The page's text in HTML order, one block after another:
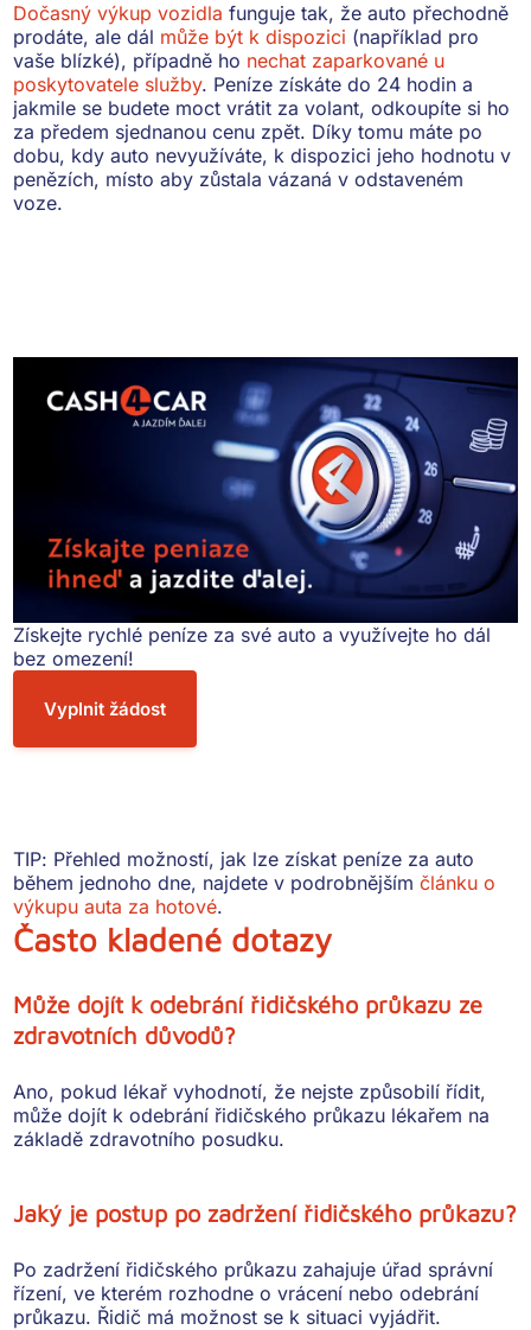
Dočasný výkup vozidla funguje tak, že auto přechodně
prodáte, ale dál může být k dispozici (například pro
vaše blízké), případně ho nechat zaparkované u
poskytovatele služby. Peníze získáte do 24 hodin a
jakmile se budete moct vrátit za volant, odkoupíte si ho
za předem sjednanou cenu zpět. Díky tomu máte po
dobu, kdy auto nevyužíváte, k dispozici jeho hodnotu v
penězích, místo aby zůstala vázaná v odstaveném
voze.
Získejte rychlé peníze za své auto a využívejte ho dál
bez omezení!
Vyplnit žádost
TIP: Přehled možností, jak lze získat peníze za auto
během jednoho dne, najdete v podrobnějšímčlánku o
výkupu auta za hotové.
Často kladené dotazy
Může dojít k odebrání řidičského průkazu ze
zdravotních důvodů?
Ano, pokud lékař vyhodnotí, že nejste způsobilí řídit,
může dojít k odebrání řidičského průkazu lékařem na
základě zdravotního posudku.
Jaký je postup po zadržení řidičského průkazu?
Po zadržení řidičského průkazu zahajuje úřad správní
řízení, ve kterém rozhodne o vrácení nebo odebrání
průkazu. Řidič má možnost se k situaci vyjádřit.